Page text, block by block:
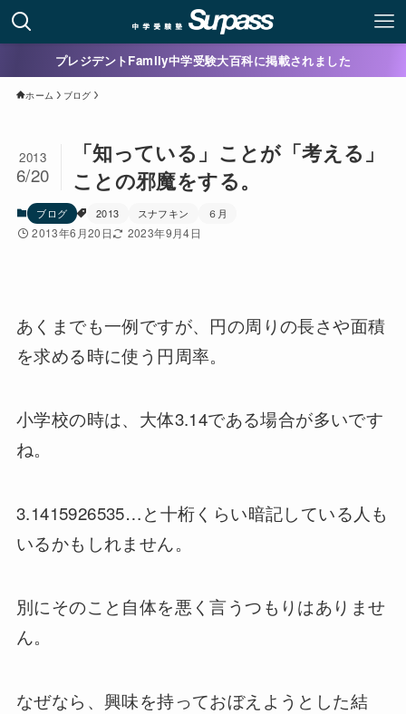
プレジデントFamily中学受験大百科に掲載されました
ホーム ブログ
「知っている」ことが「考える」
ことの邪魔をする。
2013
6/20
ブログ 2013 スナフキン ６月
2013年6月20日 2023年9月4日
あくまでも一例ですが、円の周りの長さや面積
を求める時に使う円周率。
小学校の時は、大体3.14である場合が多いです
ね。
3.1415926535…と十桁くらい暗記している人も
いるかもしれません。
別にそのこと自体を悪く言うつもりはありませ
ん。
なぜなら、興味を持っておぼえようとした結